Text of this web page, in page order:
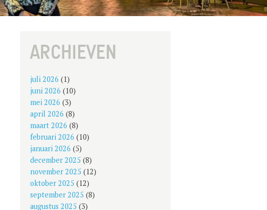
ARCHIEVEN
juli 2026 (1)
juni 2026 (10)
mei 2026 (3)
april 2026 (8)
maart 2026 (8)
februari 2026 (10)
januari 2026 (5)
december 2025 (8)
november 2025 (12)
oktober 2025 (12)
september 2025 (8)
augustus 2025 (3)